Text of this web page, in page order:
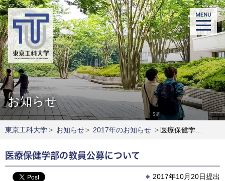
お知らせ
東京工科大学> お知らせ> 2017年のお知らせ > 医療保健学部の教員公募について
医療保健学部の教員公募について
2017年10月20日提出